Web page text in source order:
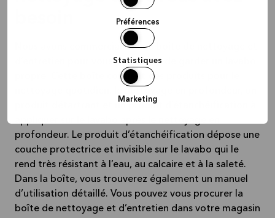
Préférences
Statistiques
Marketing
Nous avons commercialisé une boîte de nettoyage et
d’entretien pour vous permettre de garder un lavabo
propre. Cette boîte contient des produits pour le
produit détartrant et un produit d’étanchéification à
profondeur. Le produit d’étanchéification dépose une
couche protectrice et invisible sur le lavabo qui le
rend très résistant à l’eau, au calcaire et à la saleté.
Dans la boîte, vous trouverez également un manuel
d’utilisation détaillé. Vous pouvez vous procurer la
boîte de nettoyage et d’entretien dans votre magasin